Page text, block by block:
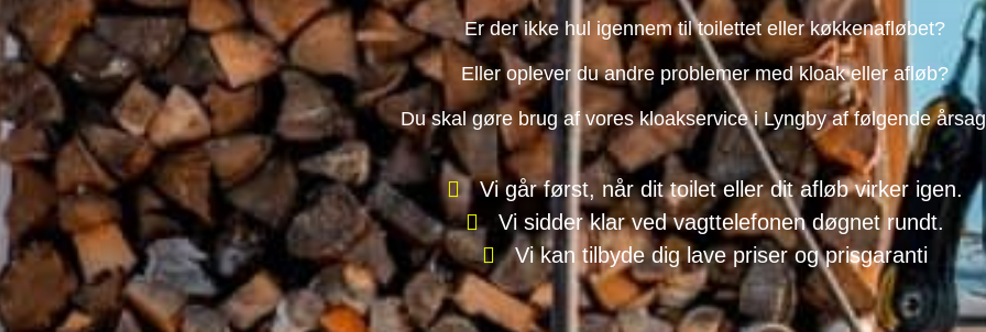
Er der ikke hul igennem til toilettet eller køkkenafløbet?
Eller oplever du andre problemer med kloak eller afløb?
Du skal gøre brug af vores kloakservice i Lyngby af følgende
Vi går først, når dit toilet eller dit afløb virker igen.
Vi sidder klar ved vagttelefonen døgnet rundt.
Vi kan tilbyde dig lave priser og prisgaranti